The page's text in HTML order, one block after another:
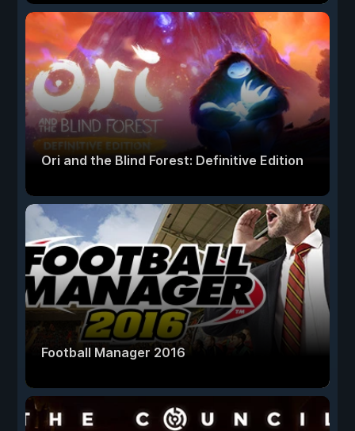
Ori and the Blind Forest: Definitive Edition
Football Manager 2016